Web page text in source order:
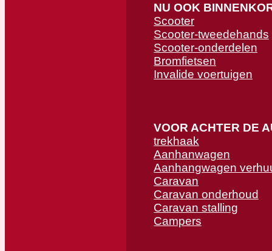
NU OOK
Scooter
Scooter-tweedehands
Scooter-onderdelen
Bromfietsen
Invalide voertuigen
VOOR ACHTER DE
trekhaak
Aanhanwagen
Aanhangwagen
Caravan
Caravan onderhoud
Caravan stalling
Campers